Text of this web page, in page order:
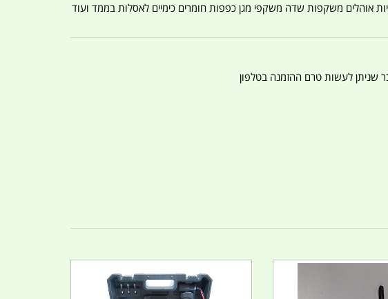
אוהלים משקפות שדה משקפי מגן כפפות חומרים כימיים לאסלות בממד ועוד
שניתן לעשות טרם ההזמנה בטלפון